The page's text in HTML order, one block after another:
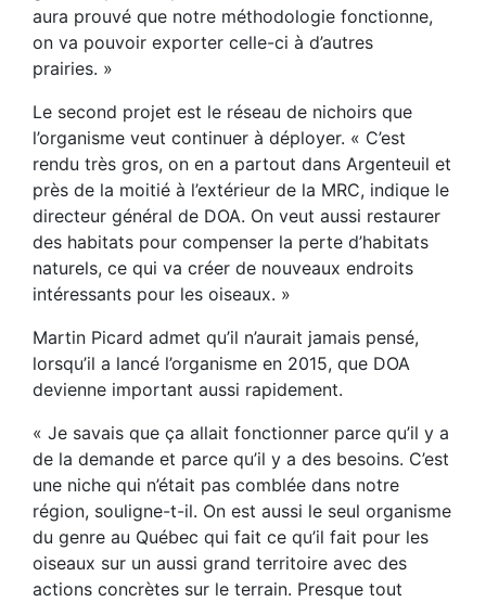
aura prouvé que notre méthodologie fonctionne,
on va pouvoir exporter celle-ci à d’autres
prairies. »
Le second projet est le réseau de nichoirs que
l’organisme veut continuer à déployer. « C’est
rendu très gros, on en a partout dans Argenteuil et
près de la moitié à l’extérieur de la MRC, indique le
directeur général de DOA. On veut aussi restaurer
des habitats pour compenser la perte d’habitats
naturels, ce qui va créer de nouveaux endroits
intéressants pour les oiseaux. »
Martin Picard admet qu’il n’aurait jamais pensé,
lorsqu’il a lancé l’organisme en 2015, que DOA
devienne important aussi rapidement.
« Je savais que ça allait fonctionner parce qu’il y a
de la demande et parce qu’il y a des besoins. C’est
une niche qui n’était pas comblée dans notre
région, souligne-t-il. On est aussi le seul organisme
du genre au Québec qui fait ce qu’il fait pour les
oiseaux sur un aussi grand territoire avec des
actions concrètes sur le terrain. Presque tout